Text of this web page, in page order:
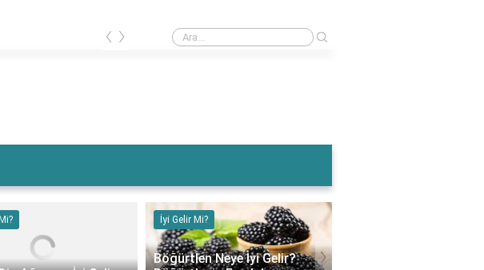
Muz Karın Ağrısına İyi Gelir Mi?
‹ ›
İyi Gelir Mi?
Böğürtlen Neye İyi Gelir?
›